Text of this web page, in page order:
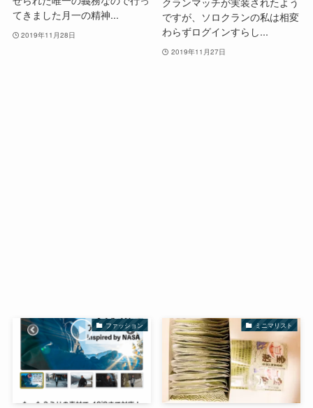
てきました月一の精神...
2019年11月28日
ですが、ソロクランの私は相変
わらずログインすらし...
2019年11月27日
ファッション ミニマリスト